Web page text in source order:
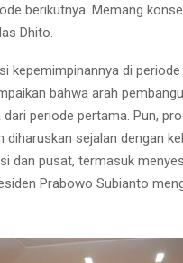
berikutnya. Memang
Dhito.
kepemimpinannya di periode
bahwa arah
dari periode pertama. Pun,
diharuskan sejalan dengan
dan pusat, termasuk
Prabowo Subianto